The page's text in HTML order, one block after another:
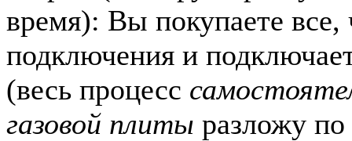
время): Вы покупаете все,
подключения и
(весь процесс
газовой плиты разложу